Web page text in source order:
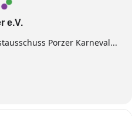
e.V.
Porzer Karneval...